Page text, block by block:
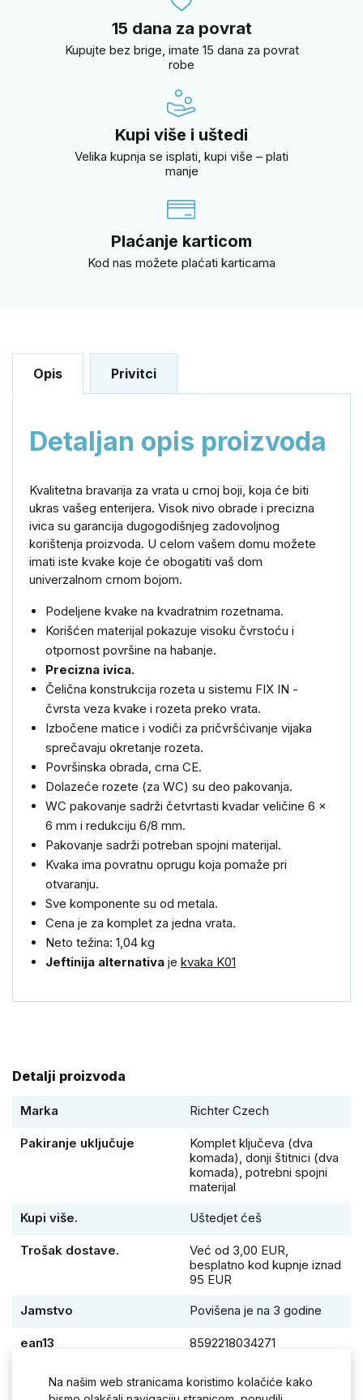
15 dana za povrat
Kupujte bez brige, imate 15 dana za povrat
robe
Kupi više i uštedi
Velika kupnja se isplati, kupi više – plati
manje
Plaćanje karticom
Kod nas možete plaćati karticama
Opis Privitci
Detaljan opis proizvoda
Kvalitetna bravarija za vrata u crnoj boji, koja će biti
ukras vašeg enterijera. Visok nivo obrade i precizna
ivica su garancija dugogodišnjeg zadovoljnog
korištenja proizvoda. U celom vašem domu možete
imati iste kvake koje će obogatiti vaš dom
univerzalnom crnom bojom.
Podeljene kvake na kvadratnim rozetnama.
Korišćen materijal pokazuje visoku čvrstoću i
otpornost površine na habanje.
Precizna ivica.
Čelična konstrukcija rozeta u sistemu FIX IN -
čvrsta veza kvake i rozeta preko vrata.
Izbočene matice i vodiči za pričvršćivanje vijaka
sprečavaju okretanje rozeta.
Površinska obrada, crna CE.
Dolazeće rozete (za WC) su deo pakovanja.
WC pakovanje sadrži četvrtasti kvadar veličine 6 x
6 mm i redukciju 6/8 mm.
Pakovanje sadrži potreban spojni materijal.
Kvaka ima povratnu oprugu koja pomaže pri
otvaranju.
Sve komponente su od metala.
Cena je za komplet za jedna vrata.
Neto težina: 1,04 kg
Jeftinija alternativa je kvaka K01
Detalji proizvoda
Marka Richter Czech
Pakiranje uključuje
Komplet ključeva (dva
komada), donji štitnici (dva
komada), potrebni spojni
materijal
Kupi više.
Uštedjet ćeš
Trošak dostave.
Već od 3,00 EUR,
besplatno kod kupnje iznad
95 EUR
Jamstvo
Povišena je na 3 godine
ean13 8592218034271
Na našim web stranicama koristimo kolačiće kako